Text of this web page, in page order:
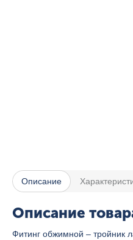
Описание
Описание
Фитинг обжимной – тройник